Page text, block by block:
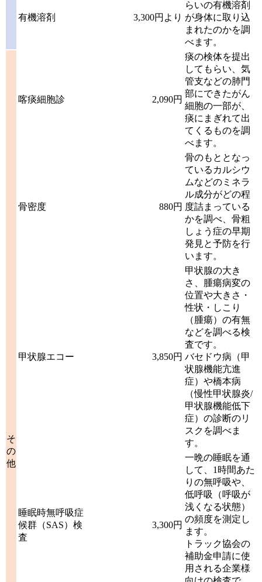
有機溶剤 3,300円より
らいの有機溶剤
が身体に取り込
まれたのかを調
べます。
そ
の
他
喀痰細胞診 2,090円
痰の検体を提出
してもらい、気
管支などの肺門
部にできたがん
細胞の一部が、
痰にまぎれて出
てくるものを調
べます。
骨密度 880円
骨のもととなっ
ているカルシウ
ムなどのミネラ
ル成分がどの程
度詰まっている
かを調べ、骨粗
しょう症の早期
発見と予防を行
います。
甲状腺エコー 3,850円
甲状腺の大き
さ、腫瘍病変の
位置や大きさ・
性状・しこり
（腫瘍）の有無
などを調べる検
査です。
バセドウ病（甲
状腺機能亢進
症）や橋本病
（慢性甲状腺炎/
甲状腺機能低下
症）の診断のリ
スクを調べま
す。
睡眠時無呼吸症
候群（SAS）検
査
3,300円
一晩の睡眠を通
して、1時間あた
りの無呼吸や、
低呼吸（呼吸が
浅くなる状態）
の頻度を測定し
ます。
トラック協会の
補助金申請に使
用される企業様